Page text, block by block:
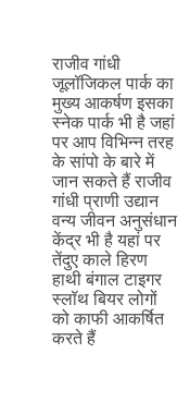
राजीव गांधी
जूलॉजिकल पार्क का
मुख्य आकर्षण इसका
स्नेक पार्क भी है जहां
पर आप विभिन्न तरह
के सांपो के बारे में
जान सकते हैं राजीव
गांधी प्राणी उद्यान
वन्य जीवन अनुसंधान
केंद्र भी है यहां पर
तेंदुए काले हिरण
हाथी बंगाल टाइगर
स्लॉथ बियर लोगों
को काफी आकर्षित
करते हैं